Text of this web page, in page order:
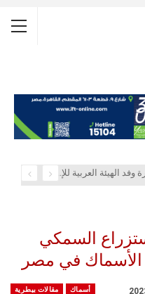
16 معلومة حول زيارة وفد الهيئة العربية للإستثمار والإنماء الزراعي إلي السعودية
السمكي
الأسماك في مصر
أسماك مقالات بيطرية